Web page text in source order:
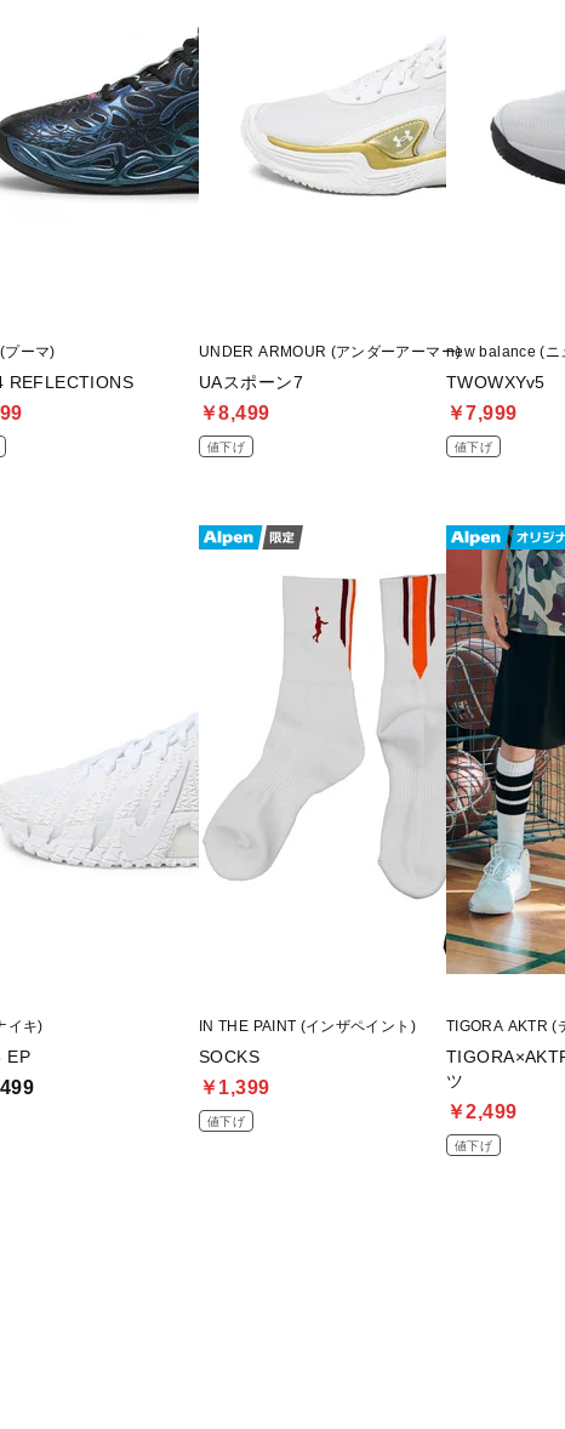
プーマ)
REFLECTIONS
UNDER ARMOUR (アンダーアーマー)
UAスポーン7
￥8,499
値下げ
new balance (ニ
TWOWXYv5
￥7,999
値下げ
イキ)
EP
IN THE PAINT (インザペイント)
SOCKS
￥1,399
値下げ
TIGORA AKTR (
ツ
￥2,499
値下げ